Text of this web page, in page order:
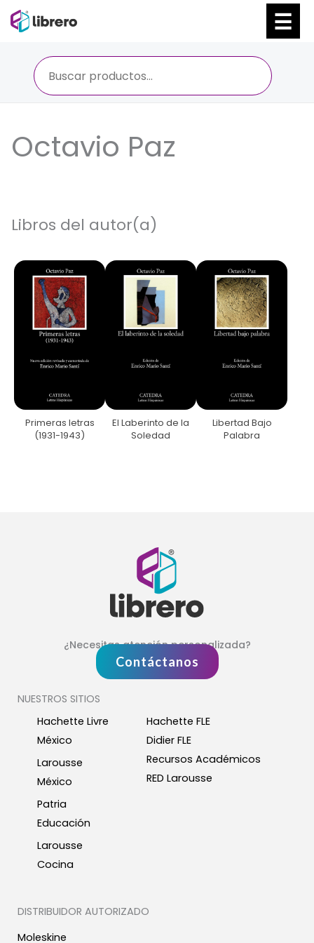
Octavio Paz
Libros del autor(a)
Primeras letras
(1931-1943)
El Laberinto de la
Soledad
Libertad Bajo
Palabra
¿Necesitas atención personalizada?
Contáctanos
NUESTROS SITIOS
Hachette Livre
México
Larousse
México
Patria
Educación
Larousse
Cocina
Hachette FLE
Didier FLE
Recursos Académicos
RED Larousse
DISTRIBUIDOR AUTORIZADO
Moleskine